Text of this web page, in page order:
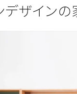
デザインの